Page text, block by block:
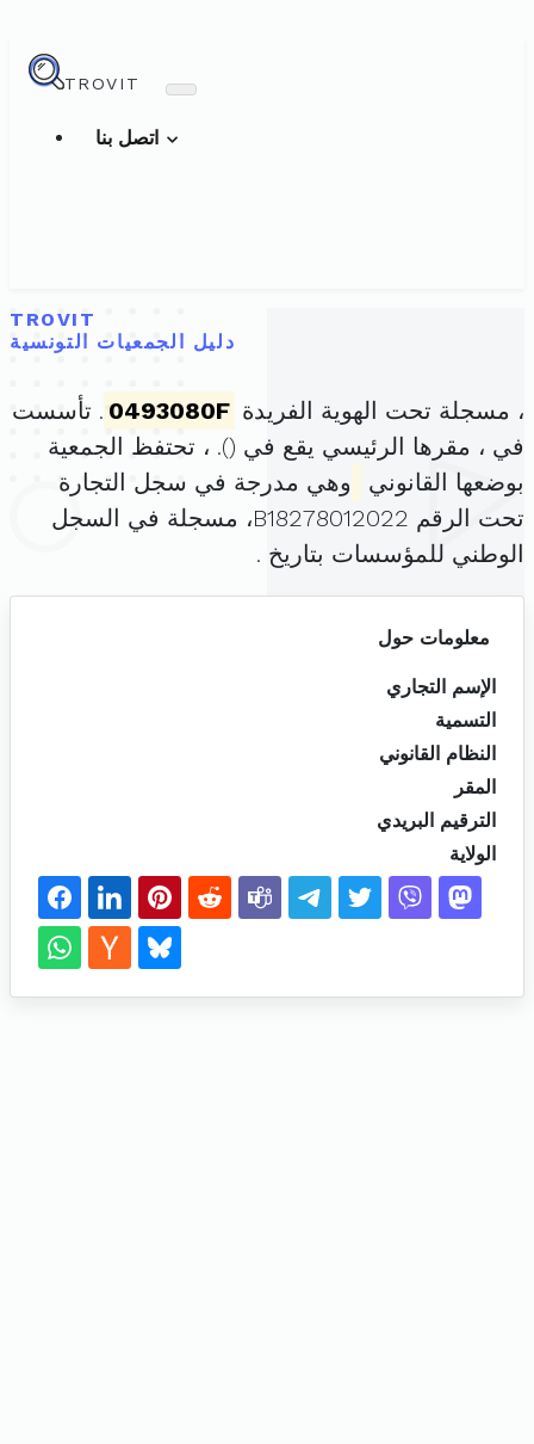
TROVIT
TROVIT
دليل الجمعيات التونسية
، مسجلة تحت الهوية الفريدة 0493080F . تأسست
في ، مقرها الرئيسي يقع في (). ، تحتفظ الجمعية
بوضعها القانوني
وهي مدرجة في سجل التجارة
تحت الرقم B18278012022، مسجلة في السجل
الوطني للمؤسسات بتاريخ .
معلومات حول
الإسم التجاري
التسمية
النظام القانوني
المقر
الترقيم البريدي
الولاية